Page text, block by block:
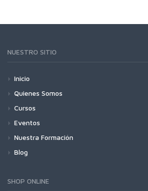
NUESTRO SITIO
Inicio
Quienes Somos
Cursos
Eventos
Nuestra Formación
Blog
SHOP ONLINE